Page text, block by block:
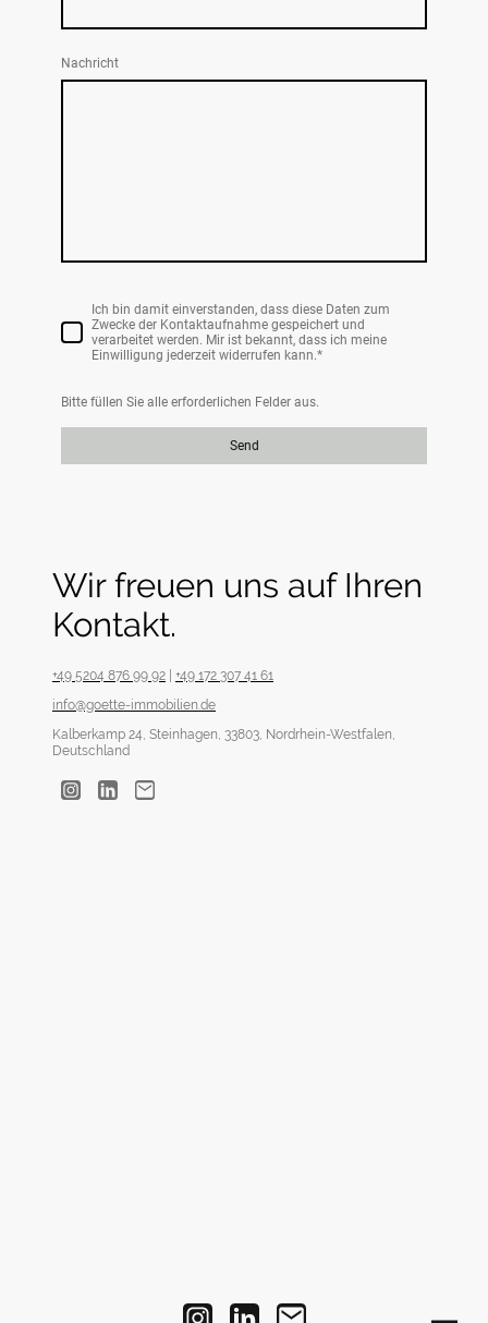
Nachricht
Ich bin damit einverstanden, dass diese Daten zum
Zwecke der Kontaktaufnahme gespeichert und
verarbeitet werden. Mir ist bekannt, dass ich meine
Einwilligung jederzeit widerrufen kann.*
Bitte füllen Sie alle erforderlichen Felder aus.
Send
Wir freuen uns auf Ihren
Kontakt.
+49 5204 876 99 92 | +49 172 307 41 61
info@goette-immobilien.de
Kalberkamp 24, Steinhagen, 33803, Nordrhein-Westfalen,
Deutschland